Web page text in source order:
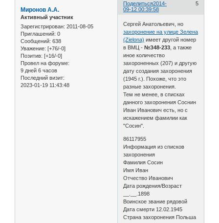
Поделиться 5
2014-
09-12 00:39:58
Миронов А.А.
Активный участник
Зарегистрирован: 2011-08-05
Приглашений: 0
Сообщений: 638
Уважение: [+76/-0]
Позитив: [+16/-0]
Провел на форуме:
9 дней 6 часов
Последний визит:
2023-01-19 11:43:48
Сергей Анатольевич, но
захоронение на улице Зелена
(Zielona) имеет другой номер
в ВМЦ -№З48-233 , а также
иное количество
захороненных (207) и другую
дату создания захоронения
(1945 г.). Похоже, что это
разные захоронения.
Тем не менее, в списках
данного захоронения Соснин
Иван Иванович есть, но с
искажением фамилии как
"Сосин".
86117955
Информация из списков
захоронения
Фамилия Сосин
Имя Иван
Отчество Иванович
Дата рождения/Возраст
__.__.1898
Воинское звание рядовой
Дата смерти 12.02.1945
Страна захоронения Польша